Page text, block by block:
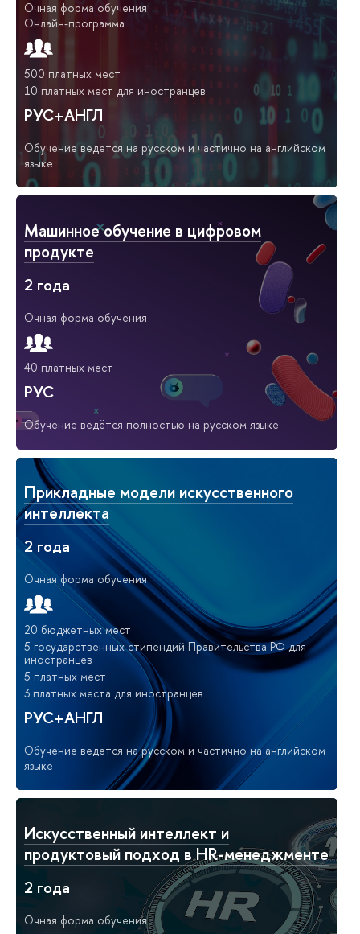
Очная форма обучения
Онлайн-программа
500 платных мест
10 платных мест для иностранцев
РУС+АНГЛ
Обучение ведется на русском и частично на английском
языке
Машинное обучение в цифровом
продукте
2 года
Очная форма обучения
40 платных мест
РУС
Обучение ведётся полностью на русском языке
Прикладные модели искусственного
интеллекта
2 года
Очная форма обучения
20 бюджетных мест
5 государственных стипендий Правительства РФ для
иностранцев
5 платных мест
3 платных места для иностранцев
РУС+АНГЛ
Обучение ведется на русском и частично на английском
языке
Искусственный интеллект и
продуктовый подход в HR-менеджменте
2 года
Очная форма обучения